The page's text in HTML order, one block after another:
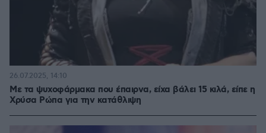
Με τα ψυχοφάρμακα που έπαιρνα, είχα βάλει 15 κιλά, είπε η
Χρύσα Ρώπα για την κατάθλιψη
26.07.2025, 14:10